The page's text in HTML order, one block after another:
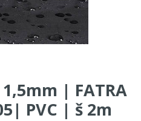
| FATRA
PVC | š 2m